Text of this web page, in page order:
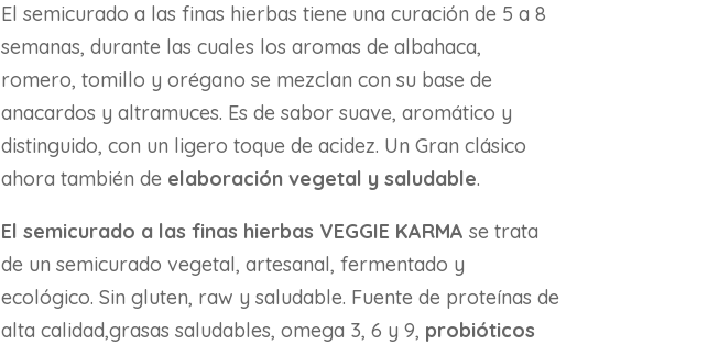
El semicurado a las finas hierbas tiene una curación de 5 a 8
semanas, durante las cuales los aromas de albahaca,
romero, tomillo y orégano se mezclan con su base de
anacardos y altramuces. Es de sabor suave, aromático y
distinguido, con un ligero toque de acidez. Un Gran clásico
ahora también de elaboración vegetal y saludable.
El semicurado a las finas hierbas VEGGIE KARMA se trata
de un semicurado vegetal, artesanal, fermentado y
ecológico. Sin gluten, raw y saludable. Fuente de proteínas de
alta calidad,grasas saludables, omega 3, 6 y 9, probióticos